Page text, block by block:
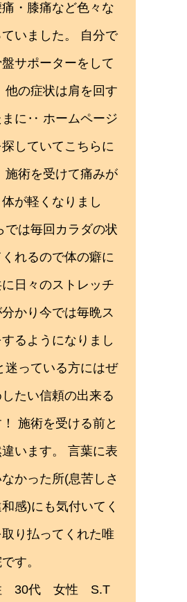
痛・膝痛など色々な
いました。 自分で
サポーターをして
他の症状は肩を回す
まに‥ ホームページ
していてこちらに
施術を受けて痛みが
が軽くなりまし
では毎回カラダの状
れるので体の癖に
日々のストレッチ
かり今では毎晩ス
するようになりまし
迷っている方にはぜ
たい信頼の出来る
施術を受ける前と
います。 言葉に表
かった所(息苦しさ
感)にも気付いてく
り払ってくれた唯
す。
30代 女性 S.T